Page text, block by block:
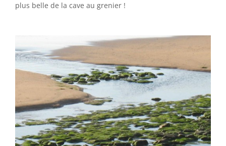
plus belle de la cave au grenier !